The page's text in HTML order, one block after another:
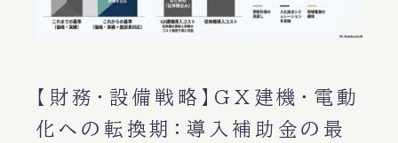
【財務・設備戦略】GX建機・電動
化への転換期：導入補助金の最